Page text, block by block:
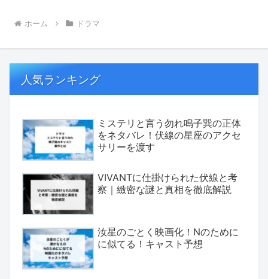
ホーム ドラマ
人気ランキング
ミステリと言う勿れ鳴子巽の正体
をネタバレ！伏線の星座のアクセ
サリーを渡す
VIVANTに仕掛けられた伏線と考
察｜緻密な謎と真相を徹底解説
汝星のごとく映画化！Nのために
に似てる！キャスト予想